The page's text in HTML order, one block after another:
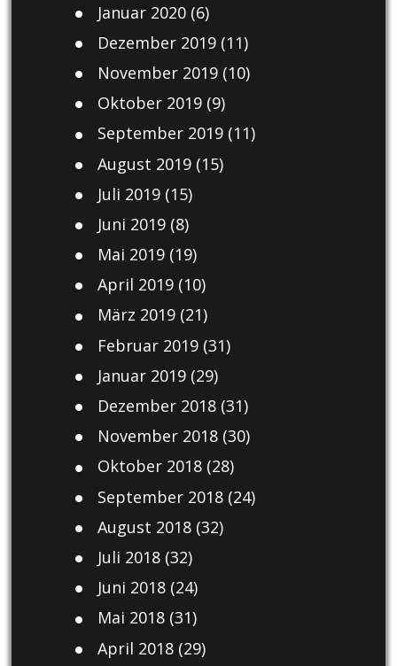
Januar 2020(6)
Dezember 2019(11)
November 2019(10)
Oktober 2019(9)
September 2019(11)
August 2019(15)
Juli 2019(15)
Juni 2019(8)
Mai 2019(19)
April 2019(10)
März 2019(21)
Februar 2019(31)
Januar 2019(29)
Dezember 2018(31)
November 2018(30)
Oktober 2018(28)
September 2018(24)
August 2018(32)
Juli 2018(32)
Juni 2018(24)
Mai 2018(31)
April 2018(29)